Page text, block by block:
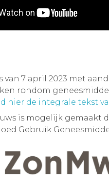
van 7 april 2023 met
rondom
hier de integrale tekst
is mogelijk gemaakt
Gebruik